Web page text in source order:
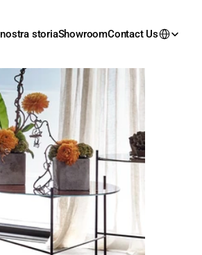
storiaShowroomContact Us